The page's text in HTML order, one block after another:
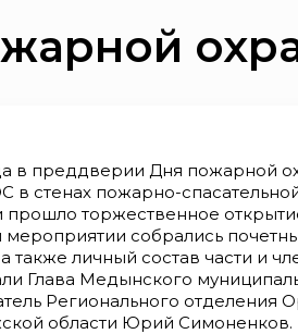
в преддверии Дня пожарной
в стенах пожарно-
прошло торжественное
собрались
также личный состав части и
Глава Медынского
Регионального отделения
области Юрий Симоненков.